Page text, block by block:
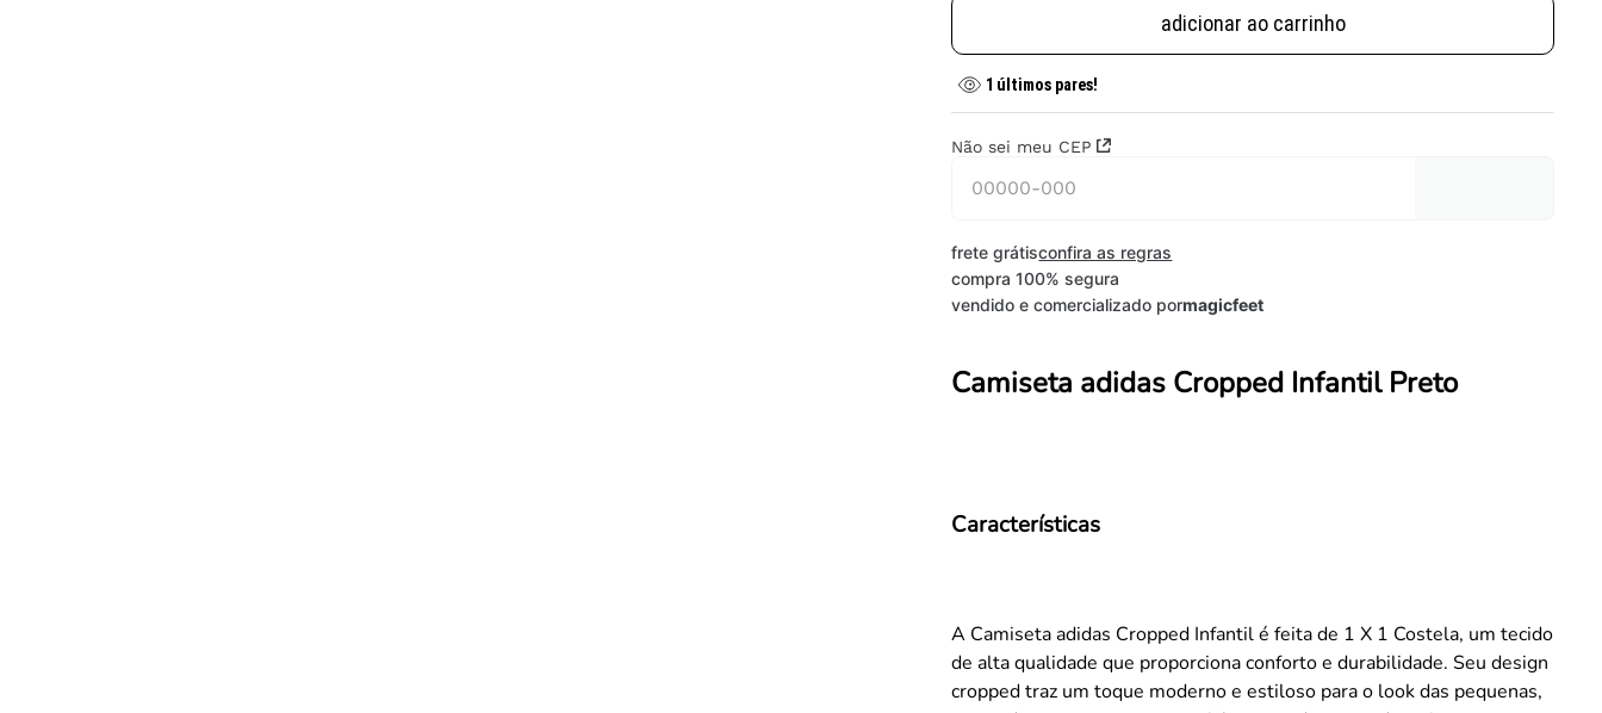
adicionar ao carrinho
1 últimos pares!
Não sei meu CEP
frete grátisconfira as regras
compra 100% segura
vendido e comercializado pormagicfeet
Camiseta adidas Cropped Infantil Preto
Características
A Camiseta adidas Cropped Infantil é feita de 1 X 1 Costela, um tecido
de alta qualidade que proporciona conforto e durabilidade. Seu design
cropped traz um toque moderno e estiloso para o look das pequenas,